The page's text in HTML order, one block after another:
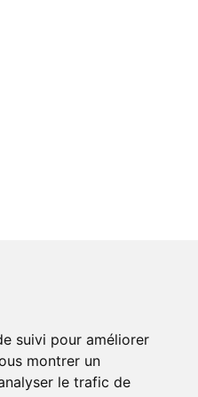
suivi pour améliorer
montrer un
le trafic de